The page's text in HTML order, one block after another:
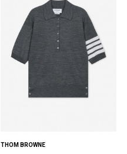
THOM BROWNE